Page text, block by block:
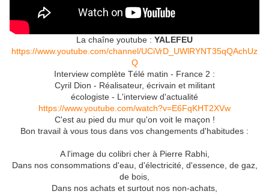
La chaîne youtube : YALEFEU
https://www.youtube.com/channel/UCiVrD_UWlRYNT35qQAchUz
Q
Interview complète Télé matin - France 2 :
Cyril Dion - Réalisateur, écrivain et militant
écologiste - L'interview d'actualité
https://www.youtube.com/watch?v=E6FqKHT2XVw
C'est au pied du mur qu'on voit le maçon !
Bon travail à vous tous dans vos changements d'habitudes :
A l'image du colibri cher à Pierre Rabhi,
Dans nos consommations d'eau, d'électricité, d'essence, de gaz,
de bois,
Dans nos achats et surtout nos non-achats,